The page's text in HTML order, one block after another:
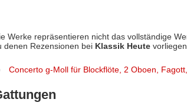
Werke repräsentieren nicht das vollständige
denen Rezensionen bei Klassik Heutevorliegen.
Concerto g-Moll für Blockflöte, 2 Oboen,